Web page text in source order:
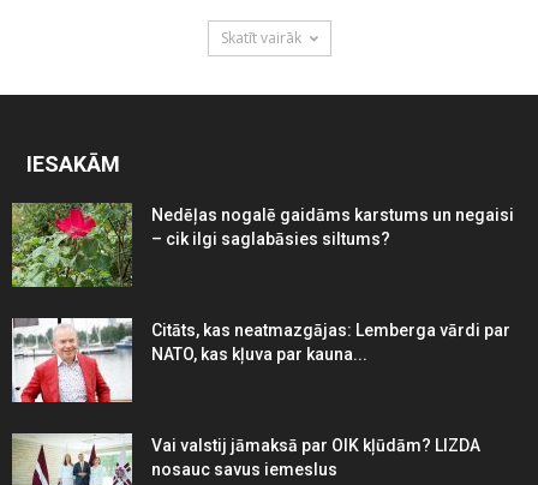
Skatīt vairāk
IESAKĀM
Nedēļas nogalē gaidāms karstums un negaisi
– cik ilgi saglabāsies siltums?
Citāts, kas neatmazgājas: Lemberga vārdi par
NATO, kas kļuva par kauna...
Vai valstij jāmaksā par OIK kļūdām? LIZDA
nosauc savus iemeslus